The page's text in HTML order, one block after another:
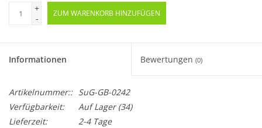
+
-
ZUM WARENKORB HINZUFÜGEN
Informationen Bewertungen (0)
Artikelnummer:: SuG-GB-0242
Verfügbarkeit:
Auf Lager(34)
Lieferzeit:
2-4 Tage